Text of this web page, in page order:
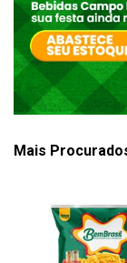
Mais